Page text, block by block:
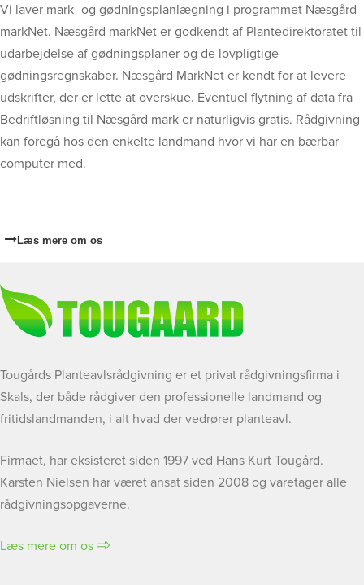
Vi laver mark- og gødningsplanlægning i programmet Næsgård
markNet. Næsgård markNet er godkendt af Plantedirektoratet til
udarbejdelse af gødningsplaner og de lovpligtige
gødningsregnskaber. Næsgård MarkNet er kendt for at levere
udskrifter, der er lette at overskue. Eventuel flytning af data fra
Bedriftløsning til Næsgård mark er naturligvis gratis. Rådgivning
kan foregå hos den enkelte landmand hvor vi har en bærbar
computer med.
Læs mere om os
Tougårds Planteavlsrådgivning er et privat rådgivningsfirma i
Skals, der både rådgiver den professionelle landmand og
fritidslandmanden, i alt hvad der vedrører planteavl.
Firmaet, har eksisteret siden 1997 ved Hans Kurt Tougård.
Karsten Nielsen har været ansat siden 2008 og varetager alle
rådgivningsopgaverne.
Læs mere om os